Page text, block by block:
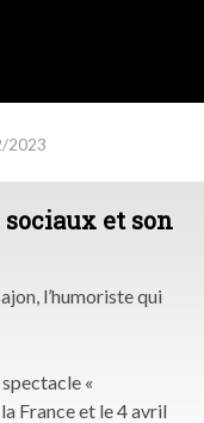
2023
sociaux et son
l’humoriste qui
«
France et le 4 avril